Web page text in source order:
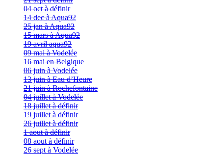
04 oct à définir
14 dec à Aqua92
25 jan à Aqua92
15 mars à Aqua92
19 avril aqua92
09 mai à Vodelée
16 mai en Belgique
06 juin à Vodelée
13 juin à Eau d’Heure
21 juin à Rochefontaine
04 juillet à Vodelée
18 juillet à définir
19 juillet à définir
26 juillet à définir
1 aout à définir
08 aout à définir
26 sept à Vodelée